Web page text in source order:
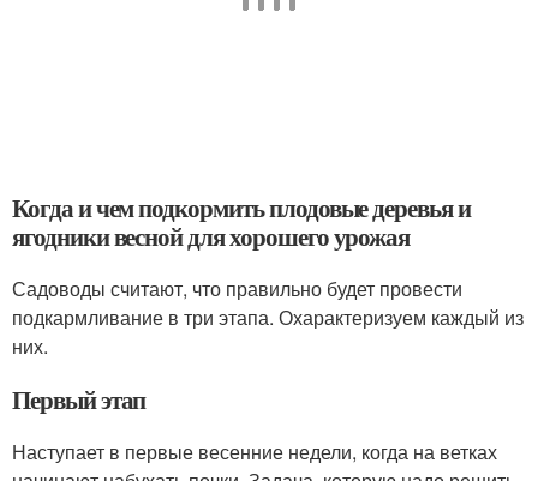
Когда и чем подкормить плодовые деревья и
ягодники весной для хорошего урожая
Садоводы считают, что правильно будет провести
подкармливание в три этапа. Охарактеризуем каждый из
них.
Первый этап
Наступает в первые весенние недели, когда на ветках